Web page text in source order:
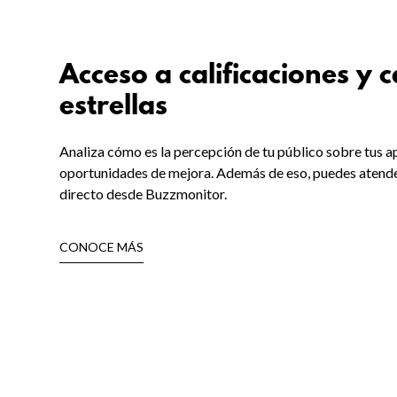
Acceso a calificaciones y
estrellas
Analiza cómo es la percepción de tu público sobre tus
oportunidades de mejora. Además de eso, puedes
directo desde Buzzmonitor.
CONOCE MÁS